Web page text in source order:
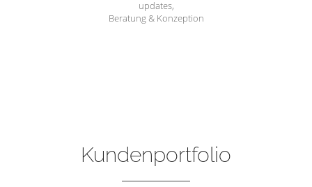
updates,
Beratung & Konzeption
Kundenportfolio